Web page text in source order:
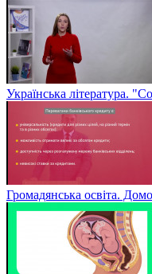
Українська література.
Громадянська освіта.